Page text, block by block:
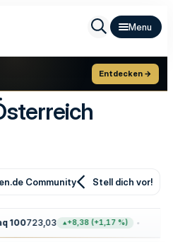
Entdecken →
Community Stell dich vor!
100723,03 +8,38 (+1,17 %)